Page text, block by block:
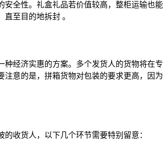
全性。礼盒礼品若价值较高，整柜运输也
至目的地拆封 。
经济实惠的方案。多个发货人的货物将在
意的是，拼箱货物对包装的要求更高，因
收货人，以下几个环节需要特别留意：